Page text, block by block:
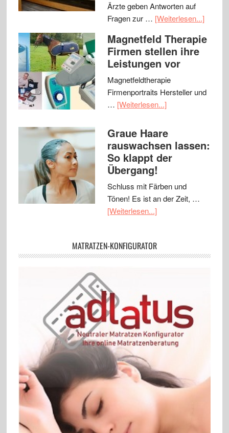
Ärzte geben Antworten auf
Fragen zur … [Weiterlesen...]
Magnetfeld Therapie
Firmen stellen ihre
Leistungen vor
Magnetfeldtherapie
Firmenportraits Hersteller und
… [Weiterlesen...]
Graue Haare
rauswachsen lassen:
So klappt der
Übergang!
Schluss mit Färben und
Tönen! Es ist an der Zeit, …
[Weiterlesen...]
MATRATZEN-KONFIGURATOR